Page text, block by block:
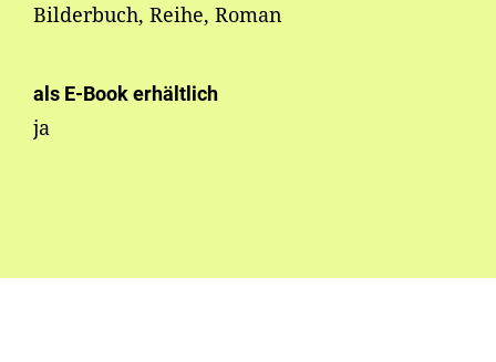
Bilderbuch, Reihe, Roman
als E-Book erhältlich
ja